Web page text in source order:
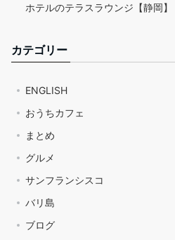
ホテルのテラスラウンジ【静岡】
カテゴリー
ENGLISH
おうちカフェ
まとめ
グルメ
サンフランシスコ
バリ島
ブログ